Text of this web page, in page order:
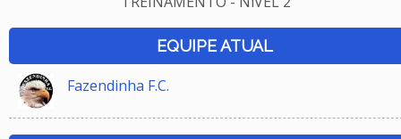
EQUIPE ATUAL
Fazendinha F.C.